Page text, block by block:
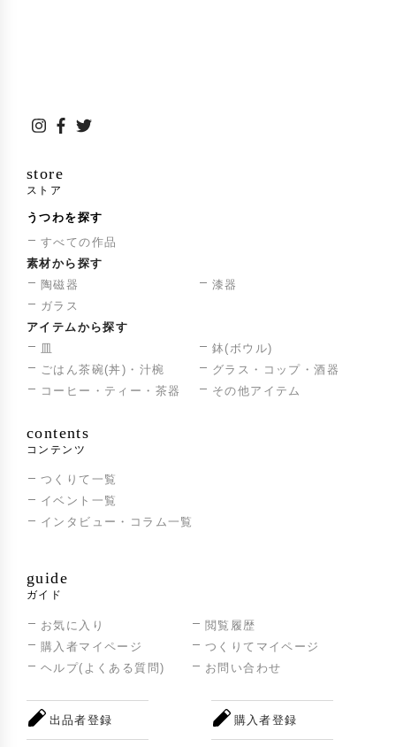
store
ストア
うつわを探す
すべての作品
素材から探す
陶磁器
漆器
ガラス
アイテムから探す
皿
鉢(ボウル)
ごはん茶碗(丼)・汁椀
グラス・コップ・酒器
コーヒー・ティー・茶器
その他アイテム
contents
コンテンツ
つくりて一覧
イベント一覧
インタビュー・コラム一覧
guide
ガイド
お気に入り
閲覧履歴
購入者マイページ
つくりてマイページ
ヘルプ(よくある質問)
お問い合わせ
出品者登録 購入者登録